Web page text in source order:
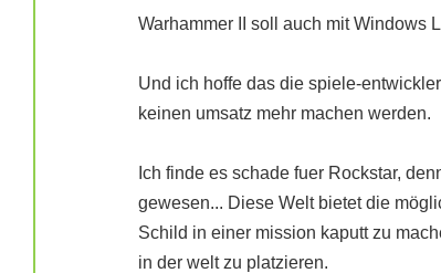
Warhammer II soll auch mit Windows
Und ich hoffe das die spiele-
keinen umsatz mehr machen werden.
Ich finde es schade fuer Rockstar,
gewesen... Diese Welt bietet die
Schild in einer mission kaputt zu
in der welt zu platzieren.